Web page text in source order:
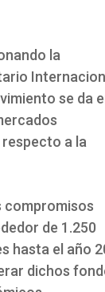
la
se da
a la
compromisos
de 1.250
hasta el año
dichos